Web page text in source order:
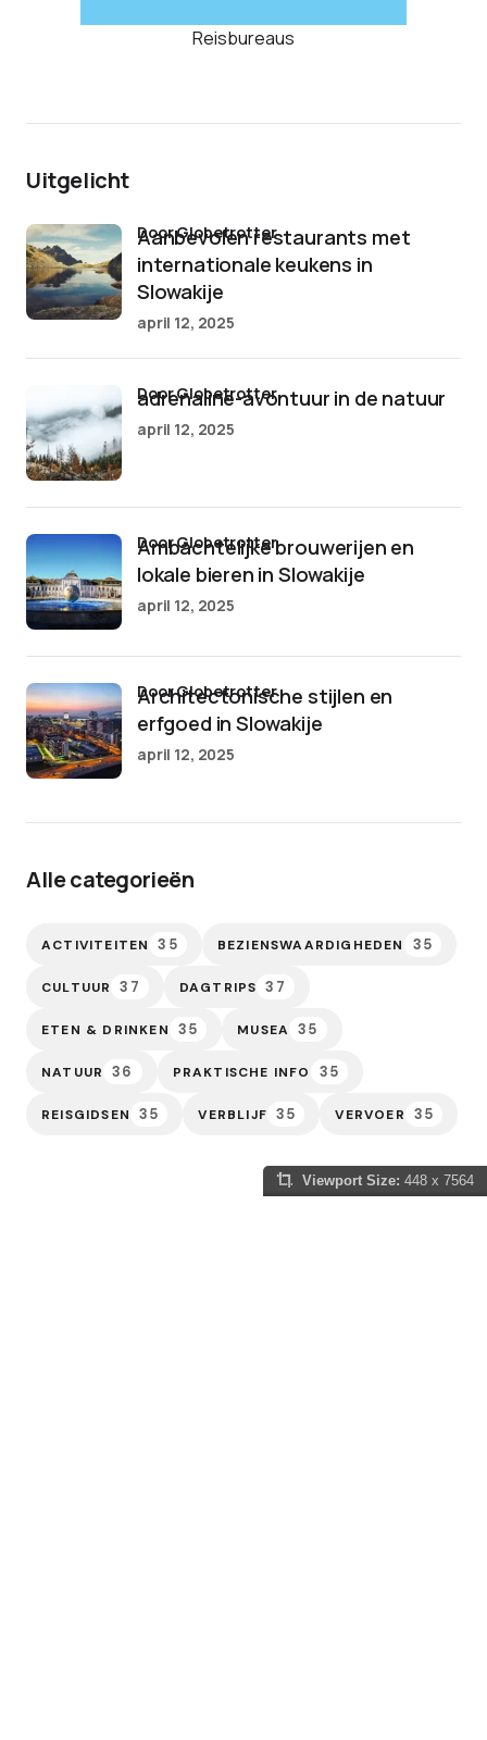
Reisbureaus
Uitgelicht
Aanbevolen restaurants met
internationale keukens in
Slowakije
door Globetrotter
april 12, 2025
adrenaline-avontuur in de natuur
door Globetrotter
april 12, 2025
Ambachtelijke brouwerijen en
lokale bieren in Slowakije
door Globetrotter
april 12, 2025
Architectonische stijlen en
erfgoed in Slowakije
door Globetrotter
april 12, 2025
Alle categorieën
ACTIVITEITEN 35 BEZIENSWAARDIGHEDEN 35
CULTUUR 37 DAGTRIPS 37
ETEN & DRINKEN 35 MUSEA 35
NATUUR 36 PRAKTISCHE INFO 35
REISGIDSEN 35 VERBLIJF 35 VERVOER 35
Viewport Size: 448 x 7564